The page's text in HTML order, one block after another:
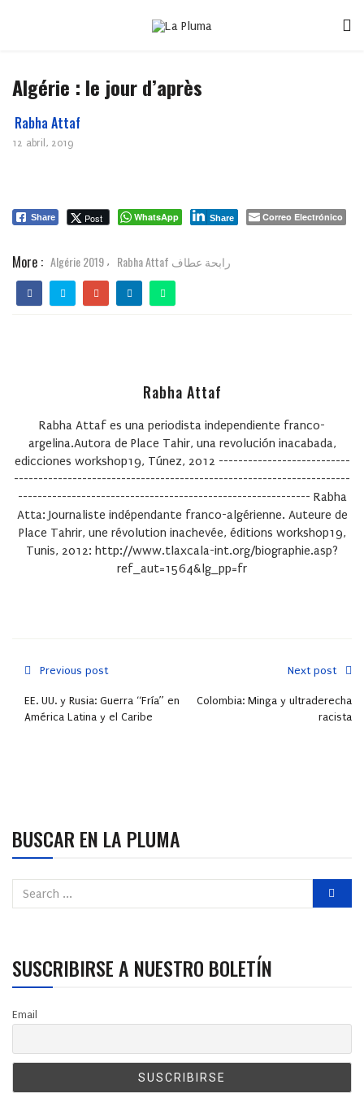
Algérie : le jour d’après
Rabha Attaf
12 abril, 2019
Share Post WhatsApp Share Correo Electrónico
More : Algérie 2019 , Rabha Attaf رابحة عطاف
Rabha Attaf
Rabha Attaf es una periodista independiente franco-
argelina.Autora de Place Tahir, una revolución inacabada,
edicciones workshop19, Túnez, 2012 ---------------------------
---------------------------------------------------------------------
------------------------------------------------------------ Rabha
Atta: Journaliste indépendante franco-algérienne. Auteure de
Place Tahrir, une révolution inachevée, éditions workshop19,
Tunis, 2012: http://www.tlaxcala-int.org/biographie.asp?
ref_aut=1564&lg_pp=fr
Previous post
EE. UU. y Rusia: Guerra “Fría” en
América Latina y el Caribe
Next post
Colombia: Minga y ultraderecha
racista
BUSCAR EN LA PLUMA
SUSCRIBIRSE A NUESTRO BOLETÍN
Email